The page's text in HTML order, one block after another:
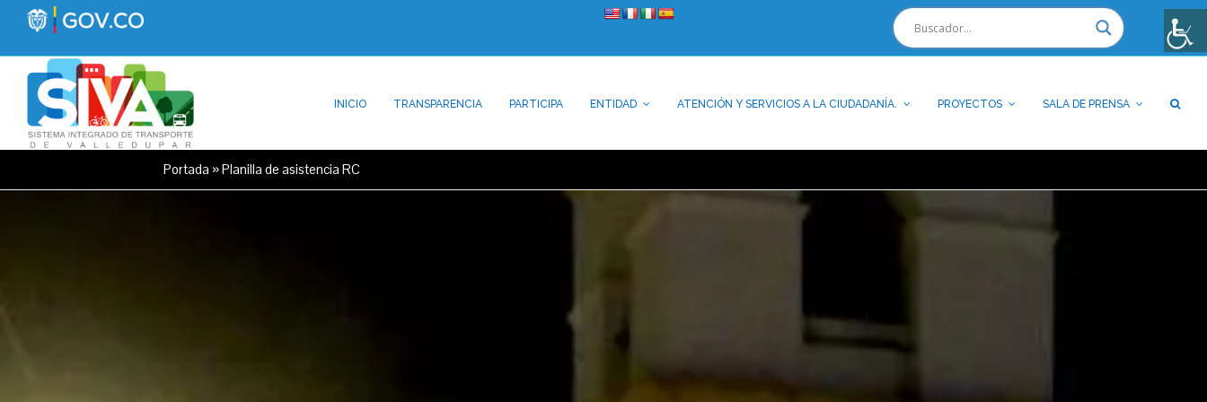
INICIO TRANSPARENCIA PARTICIPA ENTIDAD ATENCIÓN Y SERVICIOS A LA CIUDADANÍA. PROYECTOS SALA DE PRENSA
Portada »Planilla de asistencia RC